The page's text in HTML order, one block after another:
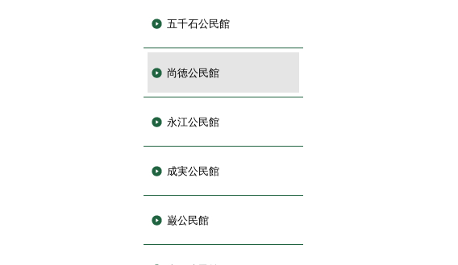
五千石公民館
尚徳公民館
永江公民館
成実公民館
巌公民館